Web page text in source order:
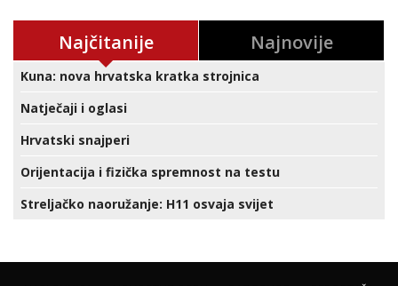
Najčitanije Najnovije
Kuna: nova hrvatska kratka strojnica
Natječaji i oglasi
Hrvatski snajperi
Orijentacija i fizička spremnost na testu
Streljačko naoružanje: H11 osvaja svijet